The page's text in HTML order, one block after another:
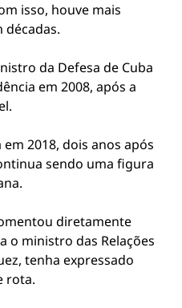
isso, houve mais
décadas.
da Defesa de Cuba
em 2008, após a
2018, dois anos após
sendo uma figura
diretamente
o ministro das Relações
tenha expressado
rota.